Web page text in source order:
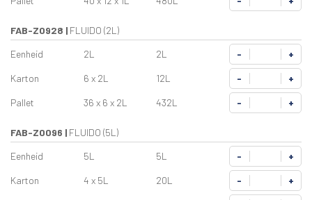
FAB-Z0928 | FLUIDO (2L)
Eenheid
2L 2L - +
Karton 6 x 2L 12L - +
Pallet 36 x 6 x 2L 432L - +
FAB-Z0096 | FLUIDO (5L)
Eenheid
5L 5L - +
Karton 4 x 5L 20L - +